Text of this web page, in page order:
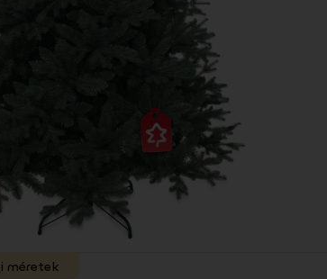
méretek